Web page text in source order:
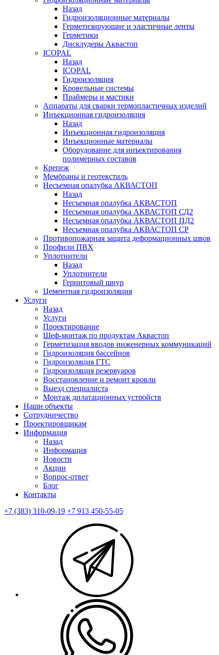
Назад
Гидроизоляционные материалы
Герметизирующие и эластичные ленты
Герметики
Дисклудеры Аквастоп
ICOPAL
Назад
ICOPAL
Гидроизоляция
Кровельные системы
Праймеры и мастики
Аппараты для сварки термопластичных изделий
Инъекционная гидроизоляция
Назад
Инъекционная гидроизоляция
Инъекционные материалы
Оборудование для инъектирования
полимерных составов
Крепеж
Мембраны и геотекстиль
Несъемная опалубка АКВАСТОП
Назад
Несъемная опалубка АКВАСТОП
Несъемная опалубка АКВАСТОП СД2
Несъемная опалубка АКВАСТОП ПД2
Несъемная опалубка АКВАСТОП СР
Противопожарная защита деформационных швов
Профили ПВХ
Уплотнители
Назад
Уплотнители
Гернитовый шнур
Цементная гидроизоляция
Услуги
Назад
Услуги
Проектирование
Шеф-монтаж по продуктам Аквастоп
Герметизация вводов инженерных коммуникаций
Гидроизоляция бассейнов
Гидроизоляция ГТС
Гидроизоляция резервуаров
Восстановление и ремонт кровли
Выезд специалиста
Монтаж дилатационных устройств
Наши объекты
Сотрудничество
Проектировщикам
Информация
Назад
Информация
Новости
Акции
Вопрос-ответ
Блог
Контакты
+7 (383) 310-09-19 +7 913 450-55-05